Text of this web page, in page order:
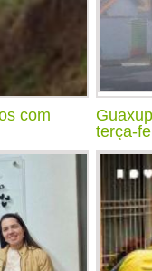
com
terça-